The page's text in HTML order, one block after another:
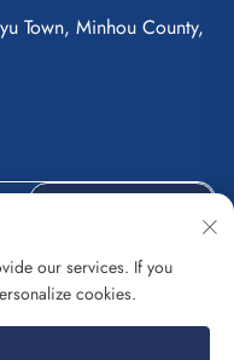
Town, Minhou County,
Trading Co., Ltd. Tous
our services. If you
cookies.